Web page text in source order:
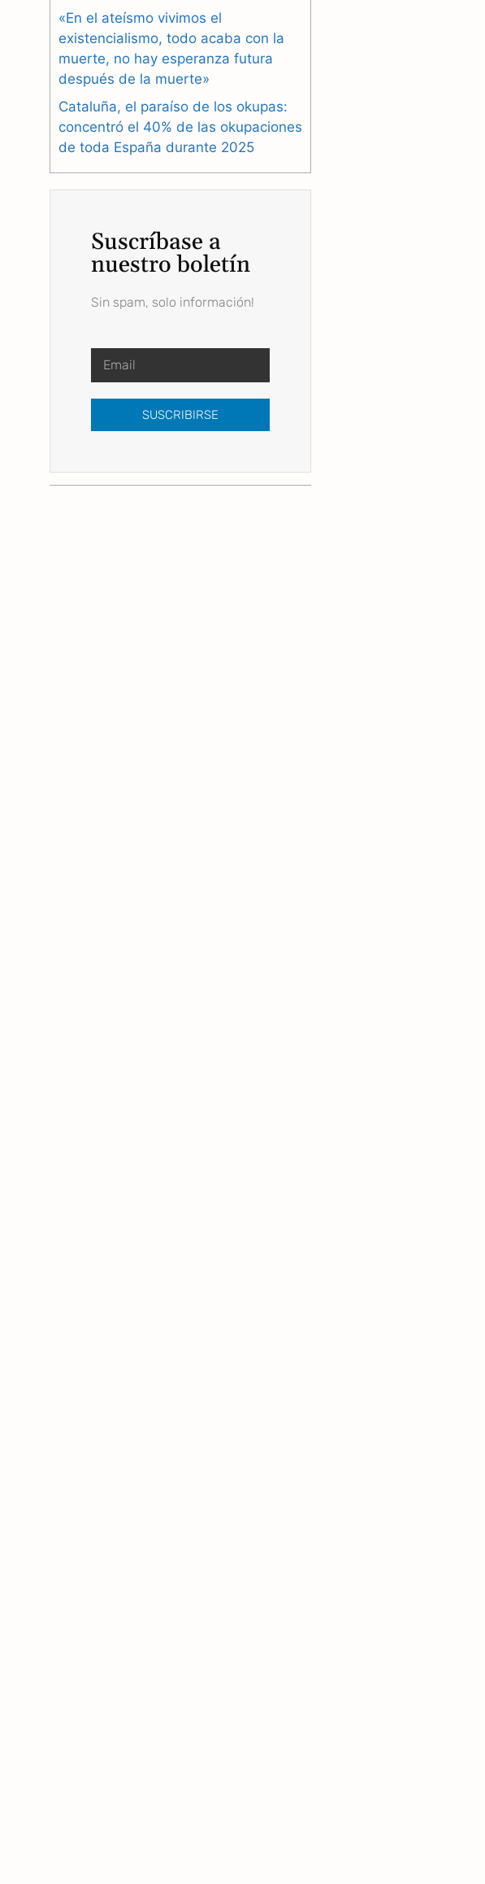
«En el ateísmo vivimos el
existencialismo, todo acaba con la
muerte, no hay esperanza futura
después de la muerte»
Cataluña, el paraíso de los okupas:
concentró el 40% de las okupaciones
de toda España durante 2025
Suscríbase a
nuestro boletín
Sin spam, solo información!
SUSCRIBIRSE